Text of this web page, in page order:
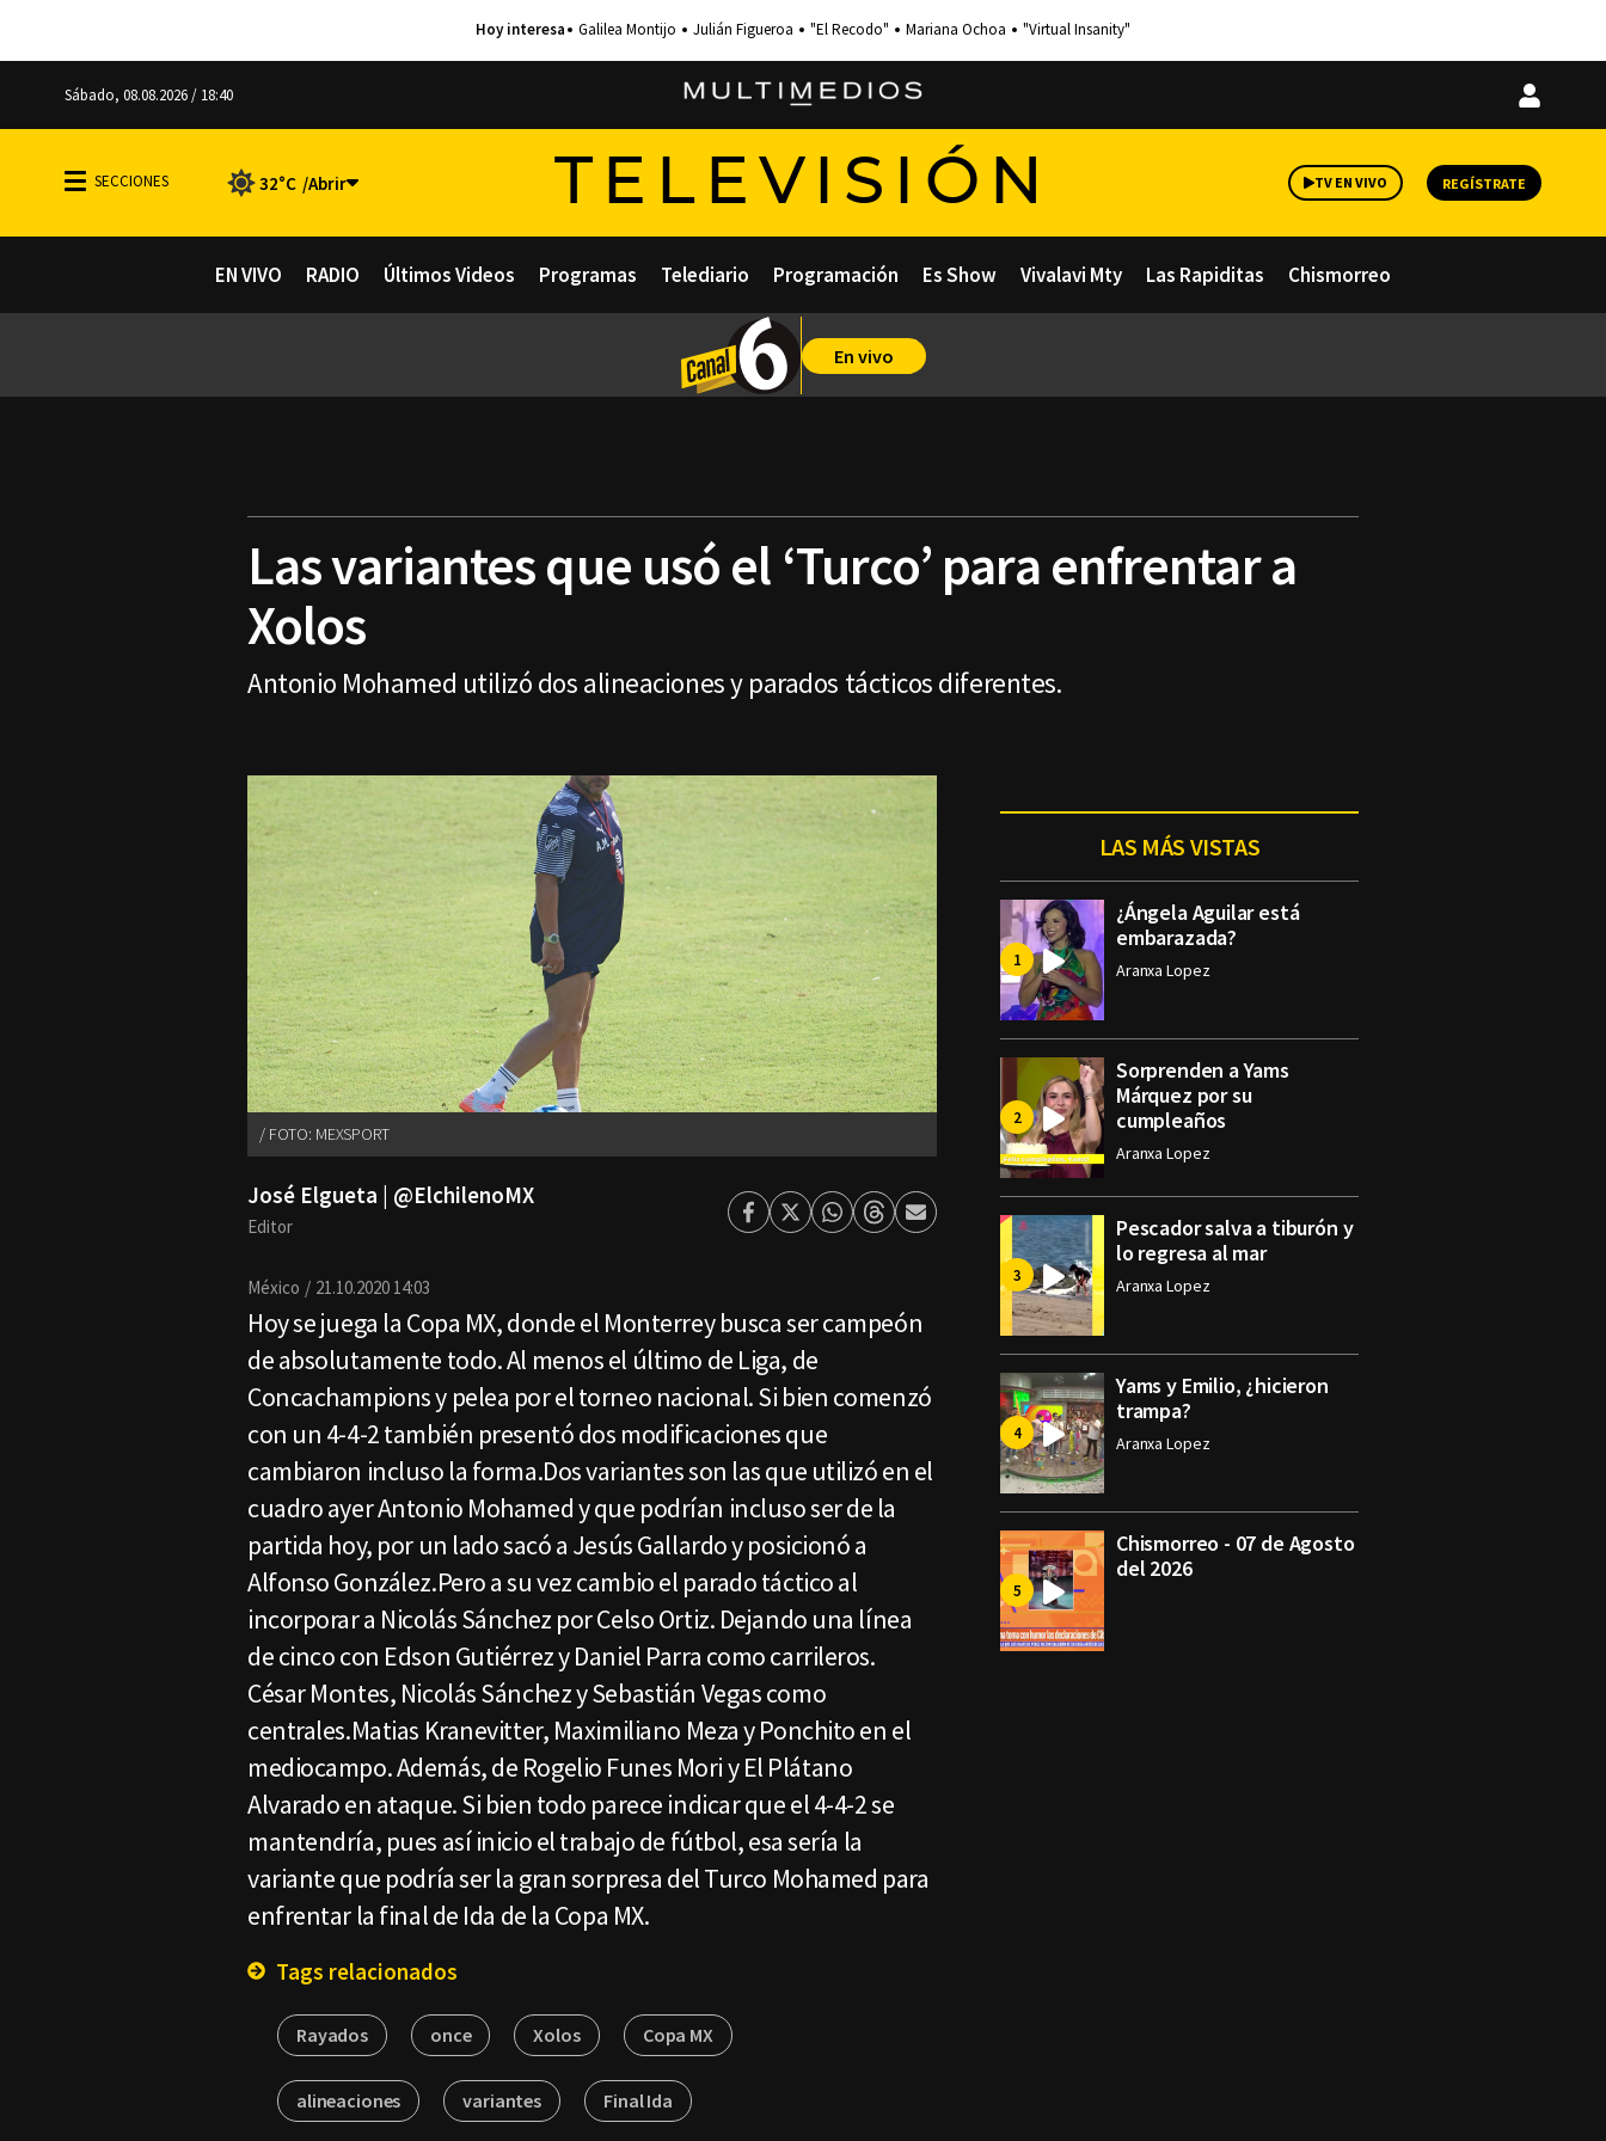
Galilea Montijo Julián Figueroa "El Recodo" Mariana Ochoa "Virtual Insanity"
Sábado, 08.08.2026 / 18:40
Iniciar
32°C TELEVISIÓN TV EN VIVO REGÍSTRATE
EN VIVO RADIO Últimos Videos Programas Telediario Programación Es Show Vivalavi Mty Las Rapiditas Chismorreo
En vivo
Las variantes que usó el ‘Turco’ para enfrentar a
Xolos
Antonio Mohamed utilizó dos alineaciones y parados tácticos diferentes.
FOTO: MEXSPORT
José Elgueta | @ElchilenoMX
Editor Facebook
TwitterWhatsapp
ThreadsEnviar
México 21.10.2020 14:03
Hoy se juega la Copa MX, donde el Monterrey busca ser campeón
de absolutamente todo. Al menos el último de Liga, de
Concachampions y pelea por el torneo nacional. Si bien comenzó
con un 4-4-2 también presentó dos modificaciones que
cambiaron incluso la forma.Dos variantes son las que utilizó en el
cuadro ayer Antonio Mohamed y que podrían incluso ser de la
partida hoy, por un lado sacó a Jesús Gallardo y posicionó a
Alfonso González.Pero a su vez cambio el parado táctico al
incorporar a Nicolás Sánchez por Celso Ortiz. Dejando una línea
de cinco con Edson Gutiérrez y Daniel Parra como carrileros.
César Montes, Nicolás Sánchez y Sebastián Vegas como
centrales.Matias Kranevitter, Maximiliano Meza y Ponchito en el
mediocampo. Además, de Rogelio Funes Mori y El Plátano
Alvarado en ataque. Si bien todo parece indicar que el 4-4-2 se
mantendría, pues así inicio el trabajo de fútbol, esa sería la
variante que podría ser la gran sorpresa del Turco Mohamed para
enfrentar la final de Ida de la Copa MX.
Tags relacionados
Rayados once Xolos Copa MX
alineaciones variantes Final Ida
LAS MÁS VISTAS
¿Ángela Aguilar está
embarazada?
Aranxa Lopez
Sorprenden a Yams
Márquez por su
cumpleaños
Aranxa Lopez
Pescador salva a tiburón y
lo regresa al mar
Aranxa Lopez
Yams y Emilio, ¿hicieron
trampa?
Aranxa Lopez
Chismorreo - 07 de Agosto
del 2026